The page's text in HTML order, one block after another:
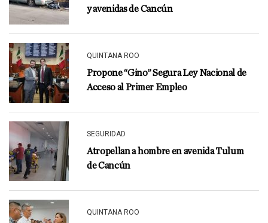
y avenidas de Cancún
QUINTANA ROO
Propone “Gino” Segura Ley Nacional de
Acceso al Primer Empleo
SEGURIDAD
Atropellan a hombre en avenida Tulum
de Cancún
QUINTANA ROO